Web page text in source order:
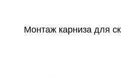
Монтаж карниза для